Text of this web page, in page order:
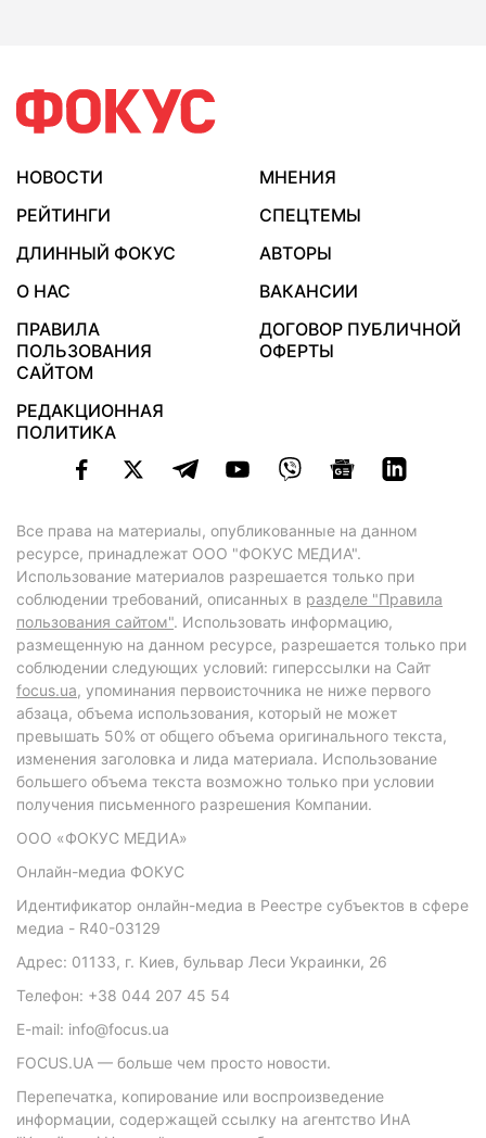
НОВОСТИ
МНЕНИЯ
РЕЙТИНГИ
СПЕЦТЕМЫ
ДЛИННЫЙ ФОКУС
АВТОРЫ
О НАС
ВАКАНСИИ
ПРАВИЛА
ПОЛЬЗОВАНИЯ
САЙТОМ
ДОГОВОР ПУБЛИЧНОЙ
ОФЕРТЫ
РЕДАКЦИОННАЯ
ПОЛИТИКА
Все права на материалы, опубликованные на данном
ресурсе, принадлежат ООО "ФОКУС МЕДИА".
Использование материалов разрешается только при
соблюдении требований, описанных в разделе "Правила
пользования сайтом". Использовать информацию,
размещенную на данном ресурсе, разрешается только при
соблюдении следующих условий: гиперссылки на Сайт
focus.ua, упоминания первоисточника не ниже первого
абзаца, объема использования, который не может
превышать 50% от общего объема оригинального текста,
изменения заголовка и лида материала. Использование
большего объема текста возможно только при условии
получения письменного разрешения Компании.
ООО «ФОКУС МЕДИА»
Онлайн-медиа ФОКУС
Идентификатор онлайн-медиа в Реестре субъектов в сфере
медиа - R40-03129
Адрес: 01133, г. Киев, бульвар Леси Украинки, 26
Телефон: +38 044 207 45 54
E-mail: info@focus.ua
FOCUS.UA — больше чем просто новости.
Перепечатка, копирование или воспроизведение
информации, содержащей ссылку на агентство ИнА